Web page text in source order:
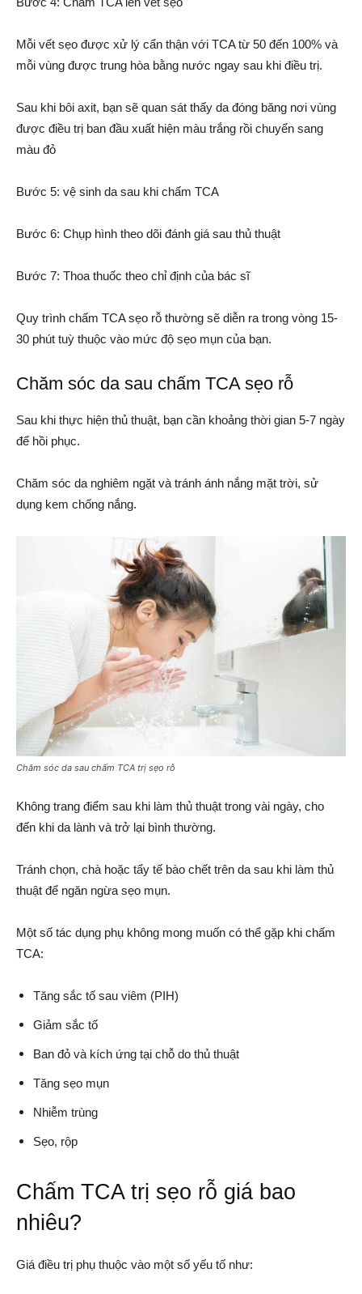
Mỗi vết sẹo được xử lý cẩn thận với TCA từ 50 đến 100% và
mỗi vùng được trung hòa bằng nước ngay sau khi điều trị.
Sau khi bôi axit, bạn sẽ quan sát thấy da đóng băng nơi vùng
được điều trị ban đầu xuất hiện màu trắng rồi chuyển sang
màu đỏ
Bước 5: vệ sinh da sau khi chấm TCA
Bước 6: Chụp hình theo dõi đánh giá sau thủ thuật
Bước 7: Thoa thuốc theo chỉ định của bác sĩ
Quy trình chấm TCA sẹo rỗ thường sẽ diễn ra trong vòng 15-
30 phút tuỳ thuộc vào mức độ sẹo mụn của bạn.
Chăm sóc da sau chấm TCA sẹo rỗ
Sau khi thực hiện thủ thuật, bạn cần khoảng thời gian 5-7 ngày
để hồi phục.
Chăm sóc da nghiêm ngặt và tránh ánh nắng mặt trời, sử
dụng kem chống nắng.
Chăm sóc da sau chấm TCA trị sẹo rỗ
Không trang điểm sau khi làm thủ thuật trong vài ngày, cho
đến khi da lành và trở lại bình thường.
Tránh chọn, chà hoặc tẩy tế bào chết trên da sau khi làm thủ
thuật để ngăn ngừa sẹo mụn.
Một số tác dụng phụ không mong muốn có thể gặp khi chấm
TCA:
Tăng sắc tố sau viêm (PIH)
Giảm sắc tố
Ban đỏ và kích ứng tại chỗ do thủ thuật
Tăng sẹo mụn
Nhiễm trùng
Sẹo, rộp
Chấm TCA trị sẹo rỗ giá bao
nhiêu?
Giá điều trị phụ thuộc vào một số yếu tố như: